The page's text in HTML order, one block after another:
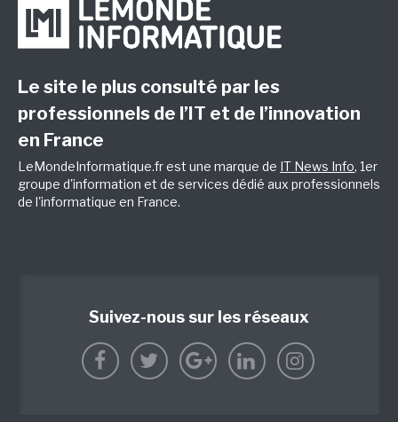
Le site le plus consulté par les
professionnels de l’IT et de l’innovation
en France
LeMondeInformatique.fr est une marque de IT News Info, 1er
groupe d'information et de services dédié aux professionnels
de l'informatique en France.
Suivez-nous sur les réseaux